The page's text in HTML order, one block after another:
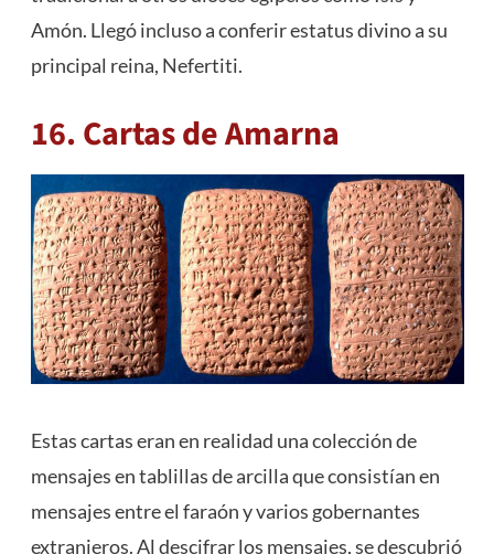
Amón. Llegó incluso a conferir estatus divino a su
principal reina, Nefertiti.
16. Cartas de Amarna
Estas cartas eran en realidad una colección de
mensajes en tablillas de arcilla que consistían en
mensajes entre el faraón y varios gobernantes
extranjeros. Al descifrar los mensajes, se descubrió